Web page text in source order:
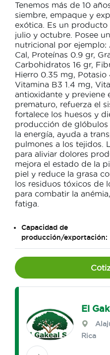
Tenemos más de 10
siembre, empaque y
exótica. Es un
julio y octubre. Posee
nutricional por ejemplo:
Cal, Proteínas 0.9 gr,
Carbohidratos 16 gr,
Hierro 0.35 mg,
Vitamina B3 1.4 mg,
antioxidante y previene
prematuro, refuerza el
fortalece los huesos y
producción de glóbulos
la energía, ayuda a
pulmones a los tejidos.
para aliviar dolores
mejora el estado de la
piel y reduce la grasa
los residuos tóxicos de
para combatir la
fatiga.
Capacidad de
producción/exportación:
El
Rica